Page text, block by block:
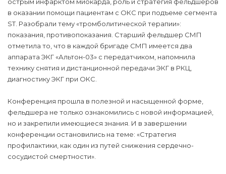
в оказании помощи пациентам с ОКС при подъеме сегмента
ST. Разобрали тему «тромболитической терапии»:
показания, противопоказания. Старший фельдшер СМП
отметила то, что в каждой бригаде СМП имеется два
аппарата ЭКГ «Альтон-03» с передатчиком, напомнила
технику снятия и дистанционной передачи ЭКГ в РКЦ,
диагностику ЭКГ при ОКС.
Конференция прошла в полезной и насыщенной форме,
фельдшера не только ознакомились с новой информацией,
но и закрепили имеющиеся знания. И в завершении
конференции остановились на теме: «Стратегия
профилактики, как один из путей снижения сердечно-
сосудистой смертности».